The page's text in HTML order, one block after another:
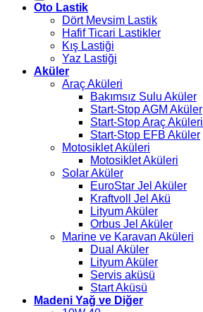
Oto Lastik
Dört Mevsim Lastik
Hafif Ticari Lastikler
Kış Lastiği
Yaz Lastiği
Aküler
Araç Aküleri
Bakımsız Sulu Aküler
Start-Stop AGM Aküler
Start-Stop Araç Aküleri
Start-Stop EFB Aküler
Motosiklet Aküleri
Motosiklet Aküleri
Solar Aküler
EuroStar Jel Aküler
Kraftvoll Jel Akü
Lityum Aküler
Orbus Jel Aküler
Marine ve Karavan Aküleri
Dual Aküler
Lityum Aküler
Servis aküsü
Start Aküsü
Madeni Yağ ve Diğer